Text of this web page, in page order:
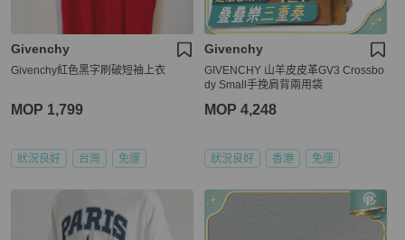
Givenchy
Givenchy紅色黑字刷破短袖上衣
MOP 1,799
狀況良好 台灣 免運
Givenchy
GIVENCHY 山羊皮皮革GV3 Crossbo
dy Small手挽肩背兩用袋
MOP 4,248
狀況良好 香港 免運